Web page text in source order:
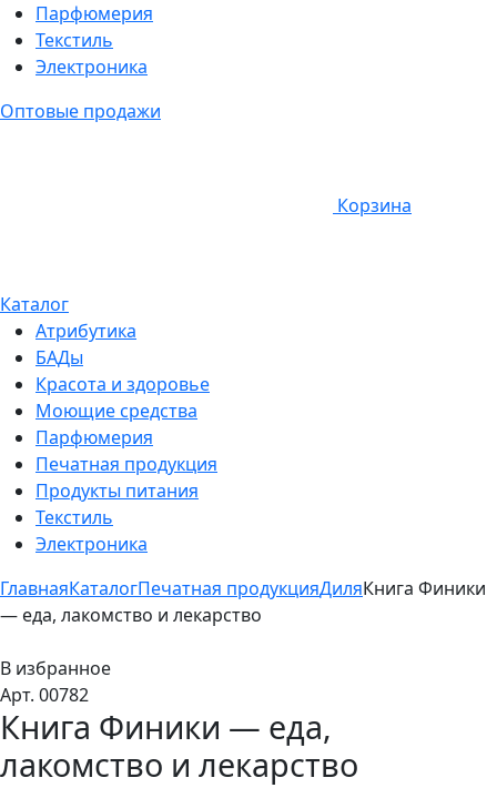
Парфюмерия
Текстиль
Электроника
Оптовые продажи
Корзина
Каталог
Атрибутика
БАДы
Красота и здоровье
Моющие средства
Парфюмерия
Печатная продукция
Продукты питания
Текстиль
Электроника
ГлавнаяКаталогПечатная продукцияДиляКнига Финики
— еда, лакомство и лекарство
В избранное
Арт. 00782
Книга Финики — еда,
лакомство и лекарство